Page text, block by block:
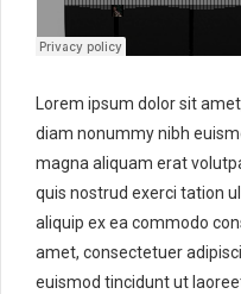
Lorem ipsum dolor sit
diam nonummy nibh
magna aliquam erat
quis nostrud exerci tation
aliquip ex ea commodo
amet, consectetuer
euismod tincidunt ut